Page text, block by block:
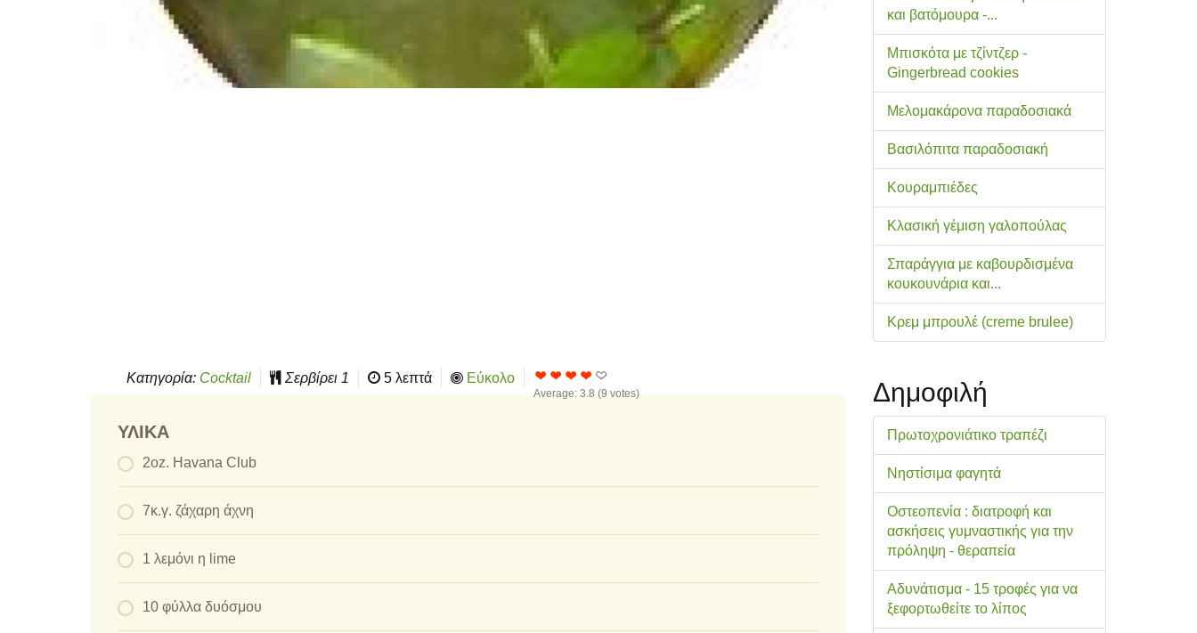
Κατηγορία: Cocktail Σερβίρει 1 5 λεπτά Εύκολο
Average:3.8 (9votes)
ΥΛΙΚΆ
2oz. Havana Club
7κ.γ. ζάχαρη άχνη
1 λεμόνι η lime
10 φύλλα δυόσμου
και βατόμουρα -...
Μπισκότα με τζίντζερ -
Gingerbread cookies
Μελομακάρονα παραδοσιακά
Βασιλόπιτα παραδοσιακή
Κουραμπιέδες
Κλασική γέμιση γαλοπούλας
Σπαράγγια με καβουρδισμένα
κουκουνάρια και...
Κρεμ μπρουλέ (creme brulee)
Δημοφιλή
Πρωτοχρονιάτικο τραπέζι
Νηστίσιμα φαγητά
Οστεοπενία : διατροφή και
ασκήσεις γυμναστικής για την
πρόληψη - θεραπεία
Αδυνάτισμα - 15 τροφές για να
ξεφορτωθείτε το λίπος